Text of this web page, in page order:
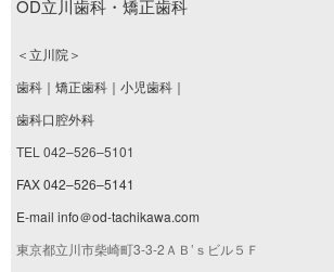
OD立川歯科・矯正歯科
＜立川院＞
歯科｜矯正歯科｜小児歯科｜
歯科口腔外科
TEL 042–526–5101
FAX 042–526–5141
E-mail info＠od-tachikawa.com
東京都立川市柴崎町3-3-2ＡＢ’ｓビル５Ｆ